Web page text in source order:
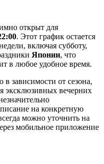
открыт для
. Этот график остается
включая субботу,
Японии, что
в любое удобное время.
в зависимости от сезона,
эксклюзивных вечерних
на конкретную
можно уточнить на
мобильное приложение